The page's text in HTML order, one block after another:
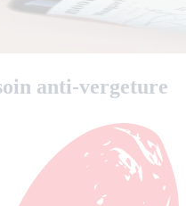
anti-vergeture